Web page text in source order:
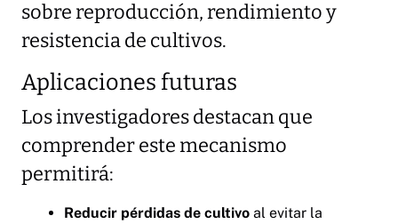
sobre reproducción, rendimiento y
resistencia de cultivos.
Aplicaciones futuras
Los investigadores destacan que
comprender este mecanismo
permitirá:
Reducir pérdidas de cultivo al evitar la